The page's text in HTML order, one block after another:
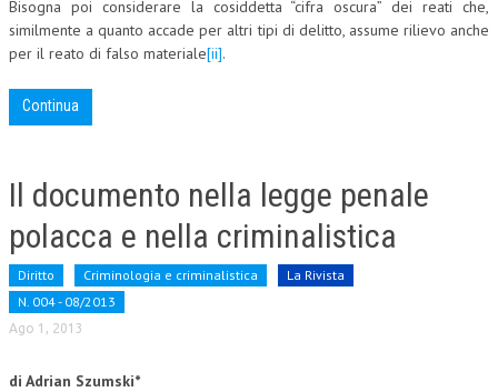
BROCHURE CE.S.E.D.
LA RIVISTA
LA RIVISTA
COMITATO EDITORIALE
REDAZIONE
PEER REVIEW
CODICE ETICO
Bisogna poi considerare la cosiddetta “cifra oscura” dei reati che,
similmente a quanto accade per altri tipi di delitto, assume rilievo anche
per il reato di falso materiale[ii].
Continua
Il documento nella legge penale
polacca e nella criminalistica
Diritto Criminologia e criminalistica
La Rivista
N. 004 - 08/2013
Ago 1, 2013
di Adrian Szumski*